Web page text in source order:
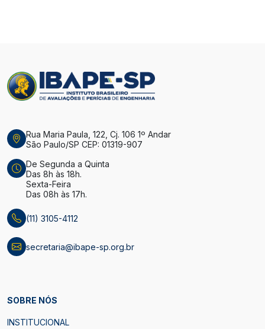
Rua Maria Paula, 122, Cj. 106 1º Andar
São Paulo/SP CEP: 01319-907
De Segunda a Quinta
Das 8h às 18h.
Sexta-Feira
Das 08h às 17h.
(11) 3105-4112
secretaria@ibape-sp.org.br
SOBRE NÓS
INSTITUCIONAL